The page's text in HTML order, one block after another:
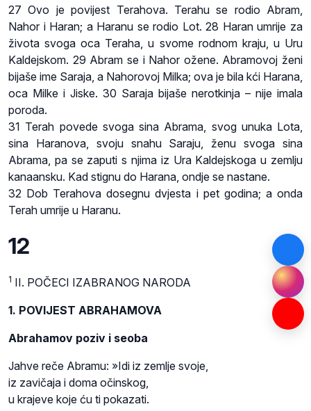
27 Ovo je povijest Terahova. Terahu se rodio Abram,
Nahor i Haran; a Haranu se rodio Lot. 28 Haran umrije za
života svoga oca Teraha, u svome rodnom kraju, u Uru
Kaldejskom. 29 Abram se i Nahor ožene. Abramovoj ženi
bijaše ime Saraja, a Nahorovoj Milka; ova je bila kći Harana,
oca Milke i Jiske. 30 Saraja bijaše nerotkinja – nije imala
poroda.
31 Terah povede svoga sina Abrama, svog unuka Lota,
sina Haranova, svoju snahu Saraju, ženu svoga sina
Abrama, pa se zaputi s njima iz Ura Kaldejskoga u zemlju
kanaansku. Kad stignu do Harana, ondje se nastane.
32 Dob Terahova dosegnu dvjesta i pet godina; a onda
Terah umrije u Haranu.
12
1 II. POČECI IZABRANOG NARODA
1. POVIJEST ABRAHAMOVA
Abrahamov poziv i seoba
Jahve reče Abramu: »Idi iz zemlje svoje,
iz zavičaja i doma očinskog,
u krajeve koje ću ti pokazati.